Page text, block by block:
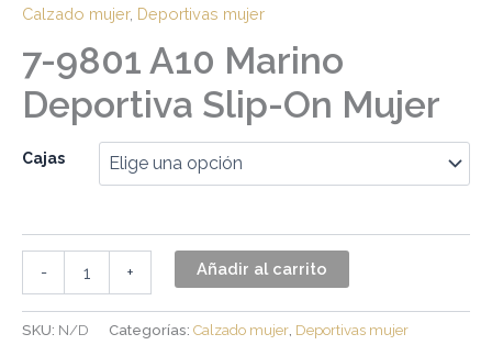
Calzado mujer, Deportivas mujer
7-9801 A10 Marino
Deportiva Slip-On Mujer
Cajas
- + Añadir al carrito
SKU: N/D Categorías: Calzado mujer, Deportivas mujer